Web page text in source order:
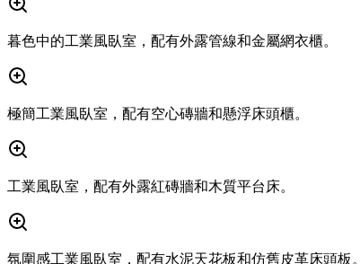
暮色中的工業風臥室，配有外露管線和金屬網衣櫃。
極簡工業風臥室，配有空心磚牆和懸浮床頭櫃。
工業風臥室，配有外露紅磚牆和木質平台床。
氛圍感工業風臥室，配有水泥天花板和仿舊皮革床頭板。